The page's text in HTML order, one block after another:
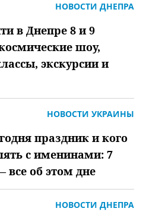
НОВОСТИ ДНЕПРА
в Днепре 8 и 9
шоу,
экскурсии и
НОВОСТИ УКРАИНЫ
праздник и кого
с именинами: 7
все об этом дне
НОВОСТИ ДНЕПРА